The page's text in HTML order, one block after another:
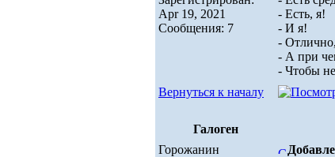
Apr 19, 2021
Сообщения: 7
- Есть, я!
- И я!
-
- А при
- Чтобы
Вернуться к началу
Галоген
Горожанин